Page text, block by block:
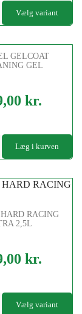
Vælg variant
GELCOAT
GEL
kr.
Læg i kurven
RACING
2,5L
kr.
Vælg variant